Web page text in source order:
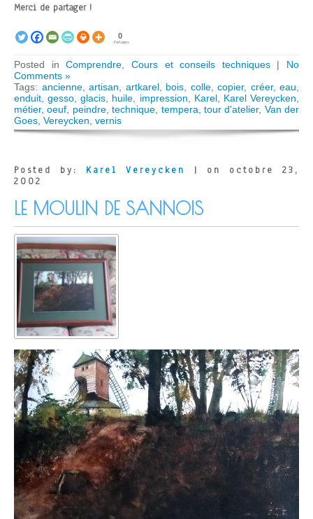
Merci de partager !
0
Partages
Posted inComprendre Cours et conseils techniques| No
Comments »
Tags: ancienne, artisan artkarel, bois colle, copier, créer, eau
enduit ,gesso ,glacis huile impression Karel, Karel Vereycken
métier,oeuf peindre,technique tempera tour d'atelier, Van der
Goes Vereycken vernis
Posted by: Karel Vereycken
| on octobre 23,
2002
LE MOULIN DE SANNOIS